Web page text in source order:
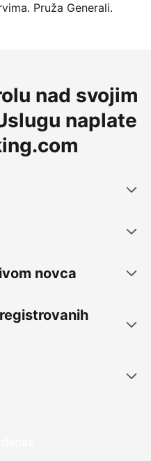
Pruža Generali.
nad svojim
naplate
novca